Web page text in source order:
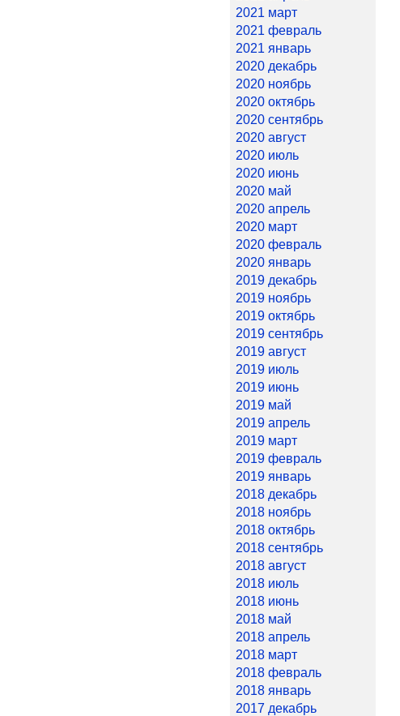
2021 март
2021 февраль
2021 январь
2020 декабрь
2020 ноябрь
2020 октябрь
2020 сентябрь
2020 август
2020 июль
2020 июнь
2020 май
2020 апрель
2020 март
2020 февраль
2020 январь
2019 декабрь
2019 ноябрь
2019 октябрь
2019 сентябрь
2019 август
2019 июль
2019 июнь
2019 май
2019 апрель
2019 март
2019 февраль
2019 январь
2018 декабрь
2018 ноябрь
2018 октябрь
2018 сентябрь
2018 август
2018 июль
2018 июнь
2018 май
2018 апрель
2018 март
2018 февраль
2018 январь
2017 декабрь